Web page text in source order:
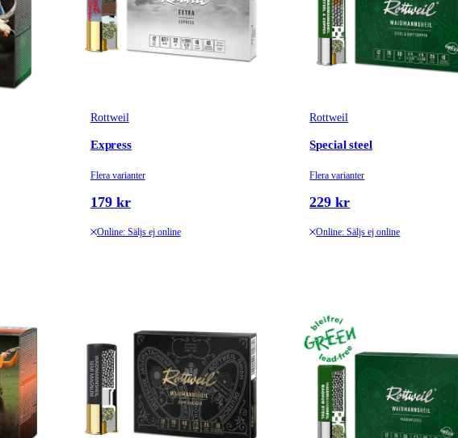
Rottweil
Express
Flera varianter
179 kr
Online: Säljs ej online
Rottweil
Special steel
Flera varianter
229 kr
Online: Säljs ej online